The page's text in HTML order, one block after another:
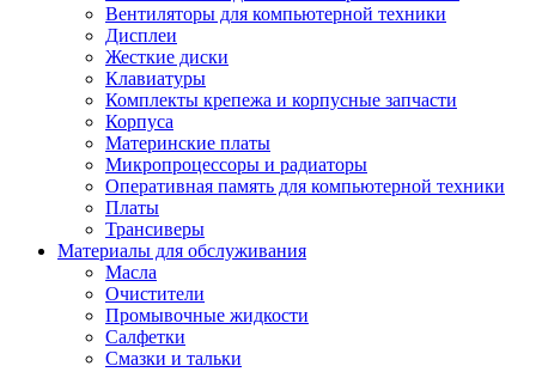
Вентиляторы для компьютерной техники
Дисплеи
Жесткие диски
Клавиатуры
Комплекты крепежа и корпусные запчасти
Корпуса
Материнские платы
Микропроцессоры и радиаторы
Оперативная память для компьютерной техники
Платы
Трансиверы
Материалы для обслуживания
Масла
Очистители
Промывочные жидкости
Салфетки
Смазки и тальки